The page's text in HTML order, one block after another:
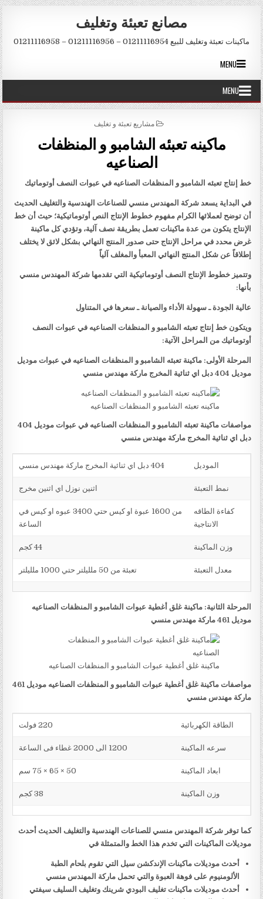
Skip to content
مصانع تعبئة وتغليف
ماكينات تعبئة وتغليف للبيع 01211116954 – 01211116956 – 01211116958
MENU
MENU
POSTED IN
مشاريع تعبئة و تغليف
ماكينه تعبئه الشامبو و المنظفات
الصناعيه
خط إنتاج تعبئه الشامبو و المنظفات الصناعيه في عبوات النصف أوتوماتيك
في البداية يسعد شركة المهندس منسي للصناعات الهندسية والتغليف الحديث
أن توضح لعملائها الكرام مفهوم خطوط الإنتاج النص أوتوماتيكية؛ حيث أن خط
الإنتاج يتكون من عدة ماكينات تعمل بطريقة نصف آلية، وتؤدي كل ماكينة
غرض محدد في مراحل الإنتاج حتى صدور المنتج النهائي بشكل لائق لا يختلف
إطلاقاً عن شكل المنتج النهائي المعبأ والمغلف آلياً
وتتميز خطوط الإنتاج النصف أوتوماتيكية التي تقدمها شركة المهندس منسي
بأنها:
عالية الجودة ـ سهولة الأداء والصيانة ـ سعرها في المتناول
ويتكون خط إنتاج تعبئه الشامبو و المنظفات الصناعيه في عبوات النصف
أوتوماتيك من المراحل الآتية:
المرحلة الأولى: ماكينة تعبئه الشامبو و المنظفات الصناعيه في عبوات موديل
موديل 404 دبل اي ثنائية المخرج ماركة مهندس منسي
ماكينه تعبئه الشامبو و المنظفات الصناعيه
مواصفات ماكينة تعبئه الشامبو و المنظفات الصناعيه في عبوات موديل 404
دبل اي ثنائية المخرج ماركة مهندس منسي
الموديل 404 دبل اي ثنائية المخرج ماركة مهندس منسي
نمط التعبئة اثنين نوزل اي اثنين مخرج
كفاءة الطاقه
الانتاجية
من 1600 عبوة او كيس حتي 3400 عبوه او كيس في
الساعة
وزن الماكينة 44 كجم
معدل التعبئة تعبئة من 50 ملليلتر حتي 1000 ملليلتر
المرحلة الثانية: ماكينة غلق أغطية عبوات الشامبو و المنظفات الصناعيه
موديل 461 ماركة مهندس منسي
ماكينة غلق أغطية عبوات الشامبو و المنظفات الصناعيه
مواصفات ماكينة غلق أغطية عبوات الشامبو و المنظفات الصناعيه موديل 461
ماركة مهندس منسي
الطاقة الكهربائية 220 فولت
سرعه الماكينة 1200 الى 2000 غطاء فى الساعة
ابعاد الماكينة 50 × 65 × 75 سم
وزن الماكينة 38 كجم
كما توفر شركة المهندس منسي للصناعات الهندسية والتغليف الحديث أحدث
موديلات الماكينات التي تخدم هذا الخط والمتمثلة في
أحدث موديلات ماكينات الإندكشن سيل التي تقوم بلحام الطبة
الألومنيوم على فوهة العبوة والتي تحمل ماركة المهندس منسي
أحدث موديلات ماكينات تغليف البودي شرينك وتغليف السليف سيفتي